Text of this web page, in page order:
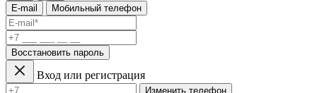
E-mail Мобильный телефон
Восстановить пароль
Вход или регистрация
Изменить телефон